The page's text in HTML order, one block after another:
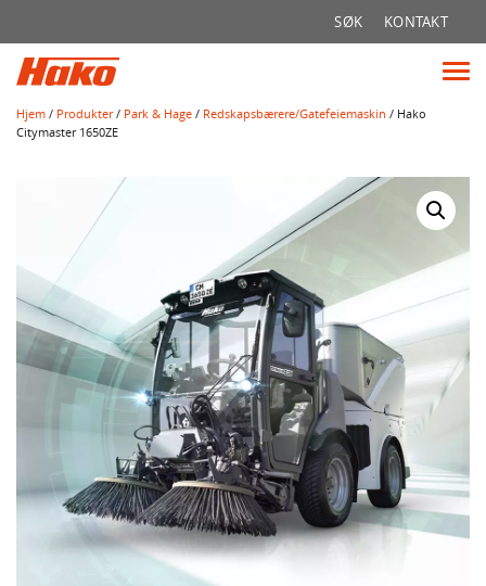
SØK KONTAKT
Hjem / Produkter/ Park & Hage / Redskapsbærere/Gatefeiemaskin / Hako
Citymaster 1650ZE